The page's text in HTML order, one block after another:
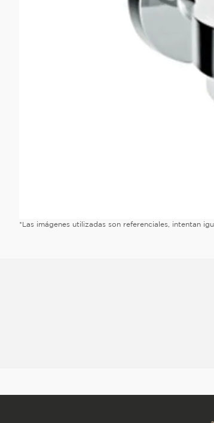
*Las imágenes utilizadas son referenciales, intentan